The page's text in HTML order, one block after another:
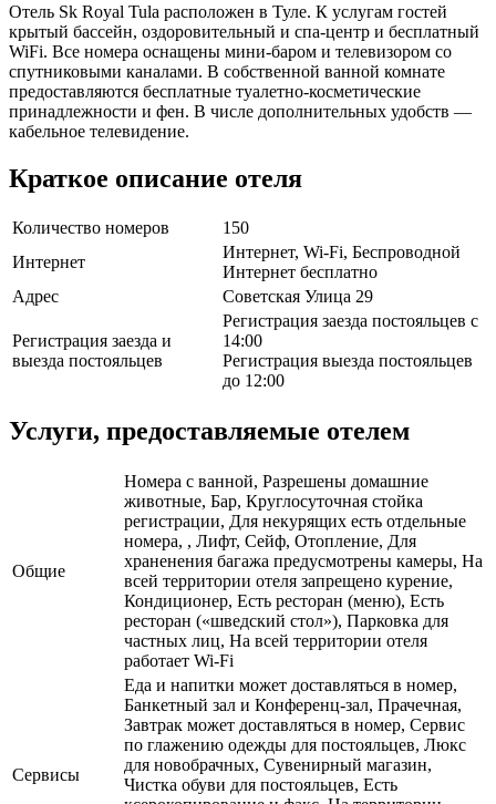
Отель Sk Royal Tula расположен в Туле. К услугам гостей
крытый бассейн, оздоровительный и спа-центр и бесплатный
WiFi. Все номера оснащены мини-баром и телевизором со
спутниковыми каналами. В собственной ванной комнате
предоставляются бесплатные туалетно-косметические
принадлежности и фен. В числе дополнительных удобств —
кабельное телевидение.
Краткое описание отеля
Количество номеров
150
Интернет
Интернет, Wi-Fi, Беспроводной
Интернет бесплатно
Адрес
Советская Улица 29
Регистрация заезда и
выезда постояльцев
Регистрация заезда постояльцев с
14:00
Регистрация выезда постояльцев
до 12:00
Услуги, предоставляемые отелем
Общие
Номера с ванной, Разрешены домашние
животные, Бар, Круглосуточная стойка
регистрации, Для некурящих есть отдельные
номера, , Лифт, Сейф, Отопление, Для
храненения багажа предусмотрены камеры, На
всей территории отеля запрещено курение,
Кондиционер, Есть ресторан (меню), Есть
ресторан («шведский стол»), Парковка для
частных лиц, На всей территории отеля
работает Wi-Fi
Сервисы
Еда и напитки может доставляться в номер,
Банкетный зал и Конференц-зал, Прачечная,
Завтрак может доставляться в номер, Сервис
по глажению одежды для постояльцев, Люкс
для новобрачных, Сувенирный магазин,
Чистка обуви для постояльцев, Есть